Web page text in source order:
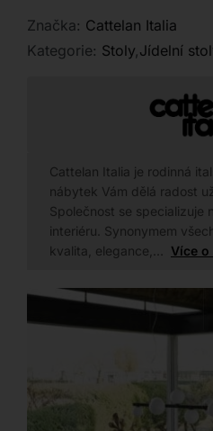
Značka: Cattelan Italia
Kategorie: Stoly,Jídelní
Cattelan Italia je rodinná
nábytek Vám dělá radost
Společnost se specializuje
interiéru. Synonymem
kvalita, elegance,… Více o